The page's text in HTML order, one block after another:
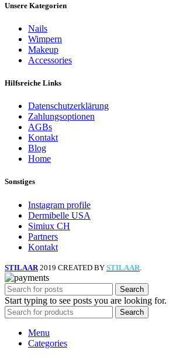
Unsere Kategorien
Nails
Wimpern
Makeup
Accessories
Hilfsreiche Links
Datenschutzerklärung
Zahlungsoptionen
AGBs
Kontakt
Blog
Home
Sonstiges
Instagram profile
Dermibelle USA
Simiux CH
Partners
Kontakt
STILAAR 2019 CREATED BY STILAAR
Search
Start typing to see posts you are looking for.
Search
Menu
Categories